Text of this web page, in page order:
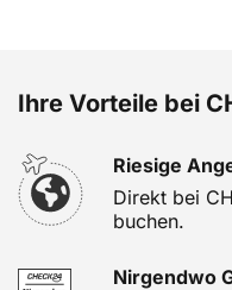
Ihre Vorteile bei
Riesige
Direkt bei
buchen.
Nirgendwo